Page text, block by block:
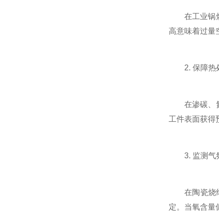
在工业锅炉
高意味着过量
2. 保障热
在渗碳、氮
工件表面获得
3. 监测气
在陶瓷烧结
定。当氧含量